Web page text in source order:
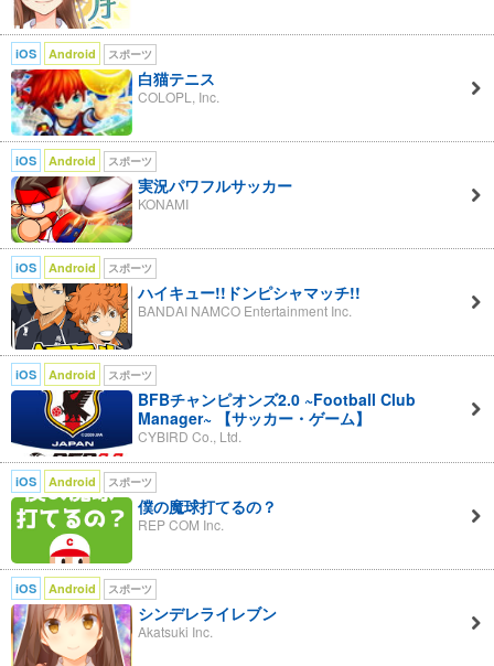
iOS Android スポーツ
白猫テニス
COLOPL, Inc.
iOS Android スポーツ
実況パワフルサッカー
KONAMI
iOS Android スポーツ
ハイキュー!!ドンピシャマッチ!!
BANDAI NAMCO Entertainment Inc.
iOS Android スポーツ
BFBチャンピオンズ2.0 ~Football Club
Manager~ 【サッカー・ゲーム】
CYBIRD Co., Ltd.
iOS Android スポーツ
僕の魔球打てるの？
REP COM Inc.
iOS Android スポーツ
シンデレライレブン
Akatsuki Inc.